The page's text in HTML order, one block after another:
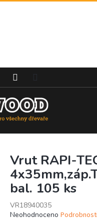
Přejít
Vrut RAPI-
bal. 105 ks
VR18940035
Průměrné
Neohodnoceno